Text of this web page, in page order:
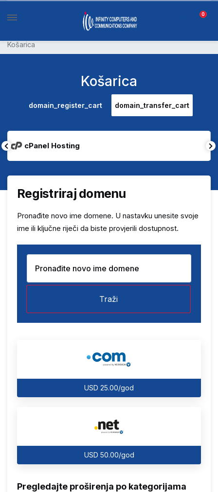
0
Košarica
Košarica
domain_register_cart domain_transfer_cart
cPanel Hosting
Registriraj domenu
Pronađite novo ime domene. U nastavku unesite svoje
ime ili ključne riječi da biste provjerili dostupnost.
Traži
USD 25.00/god
USD 50.00/god
Pregledajte proširenja po kategorijama